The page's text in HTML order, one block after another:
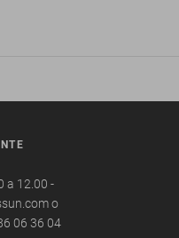
a 12.00 -
o
06 36 04